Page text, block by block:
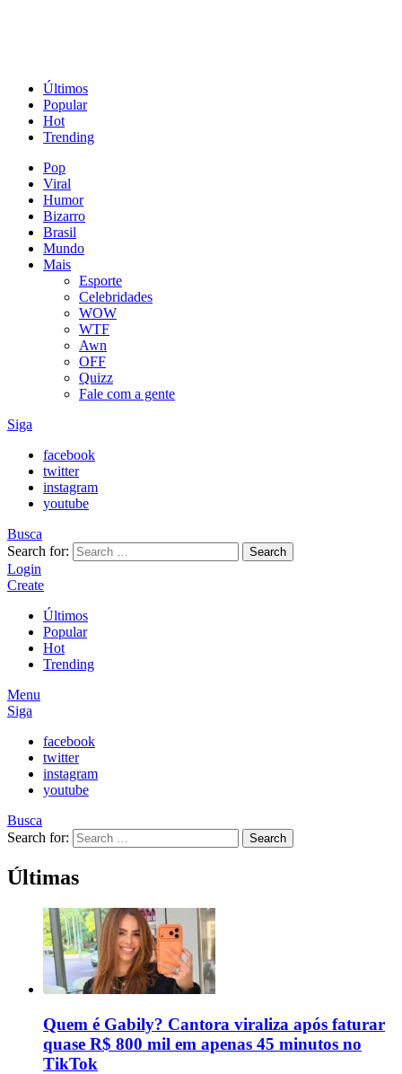
Últimos
Popular
Hot
Trending
Pop
Viral
Humor
Bizarro
Brasil
Mundo
Mais
Esporte
Celebridades
WOW
WTF
Awn
OFF
Quizz
Fale com a gente
Siga
facebook
twitter
instagram
youtube
Busca
Search for:
Search
Login
Create
Últimos
Popular
Hot
Trending
Menu
Siga
facebook
twitter
instagram
youtube
Busca
Search for:
Search
Últimas
Quem é Gabily? Cantora viraliza após faturar
quase R$ 800 mil em apenas 45 minutos no
TikTok